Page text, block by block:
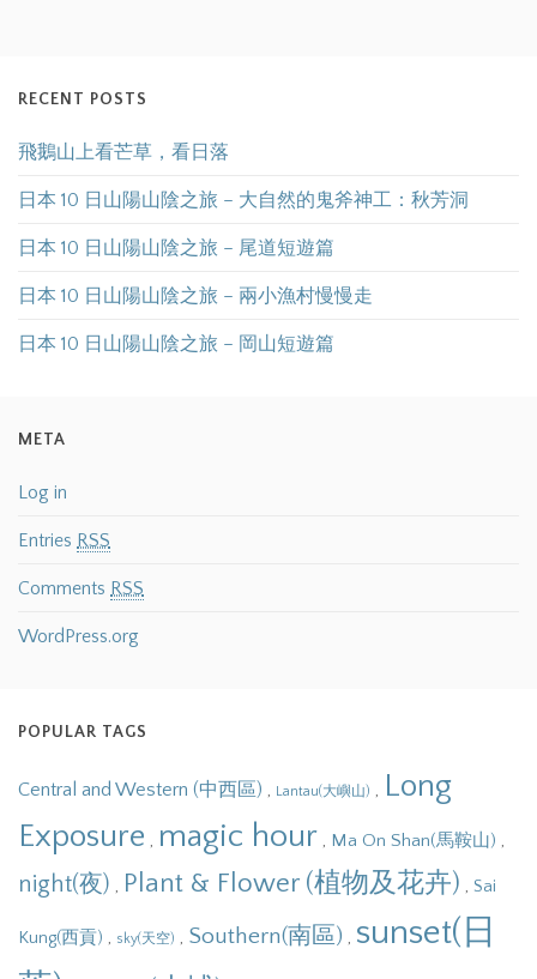
RECENT POSTS
飛鵝山上看芒草，看日落
日本 10 日山陽山陰之旅 – 大自然的鬼斧神工：秋芳洞
日本 10 日山陽山陰之旅 – 尾道短遊篇
日本 10 日山陽山陰之旅 – 兩小漁村慢慢走
日本 10 日山陽山陰之旅 – 岡山短遊篇
META
Log in
Entries RSS
Comments RSS
WordPress.org
POPULAR TAGS
Central and Western (中西區) , Lantau(大嶼山) , Long
Exposure , magic hour , Ma On Shan(馬鞍山) ,
night(夜) , Plant & Flower (植物及花卉) , Sai
Kung(西貢) , sky(天空) , Southern(南區) , sunset(日